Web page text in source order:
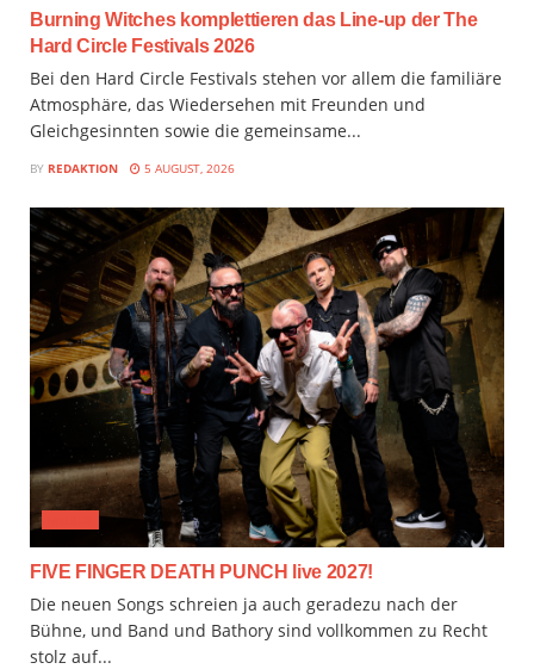
Burning Witches komplettieren das Line-up der The
Hard Circle Festivals 2026
Bei den Hard Circle Festivals stehen vor allem die familiäre
Atmosphäre, das Wiedersehen mit Freunden und
Gleichgesinnten sowie die gemeinsame...
BY REDAKTION 5 AUGUST, 2026
FIVE FINGER DEATH PUNCH live 2027!
Die neuen Songs schreien ja auch geradezu nach der
Bühne, und Band und Bathory sind vollkommen zu Recht
stolz auf...